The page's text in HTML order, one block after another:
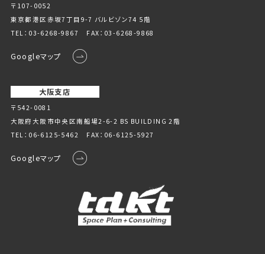
〒107-0052
東京都港区赤坂7丁目9-7 バルビゾン74 5階
TEL： 03-6268-9867 FAX：03-6268-9868
Googleマップ
大阪支店
〒542-0081
大阪府大阪市中央区南船場2-6-2 BS BUILDING 2階
TEL： 06-6125-5462 FAX：06-6125-5927
Googleマップ